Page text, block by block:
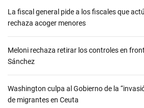
La fiscal general pide a los fiscales que
rechaza acoger menores
Meloni rechaza retirar los controles en
Sánchez
Washington culpa al Gobierno de la
de migrantes en Ceuta